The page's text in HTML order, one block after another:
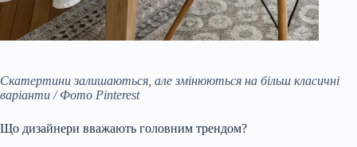
Скатертини залишаються, але змінюються на більш класичні
варіанти / Фото Pinterest
Що дизайнери вважають головним трендом?